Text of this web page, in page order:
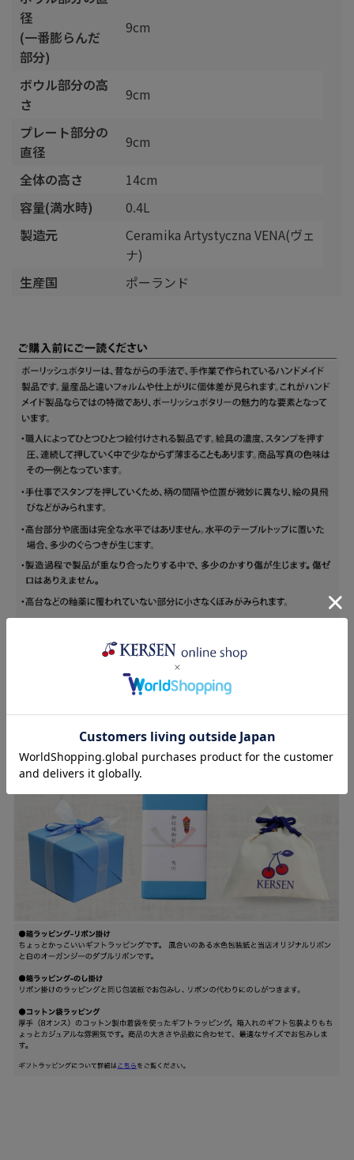
径
(一番膨らんだ
部分)
9cm
ボウル部分の高
さ
9cm
プレート部分の
直径
9cm
全体の高さ
14cm
容量(満水時)
0.4L
製造元
Ceramika Artystyczna VENA(ヴェ
ナ)
生産国
ポーランド